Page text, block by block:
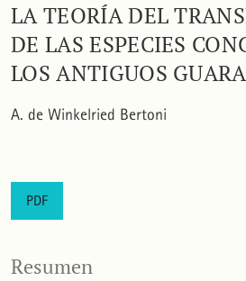
LA TEORÍA DEL
DE LAS ESPECIES
LOS ANTIGUOS
A. de Winkelried Bertoni
PDF
Resumen